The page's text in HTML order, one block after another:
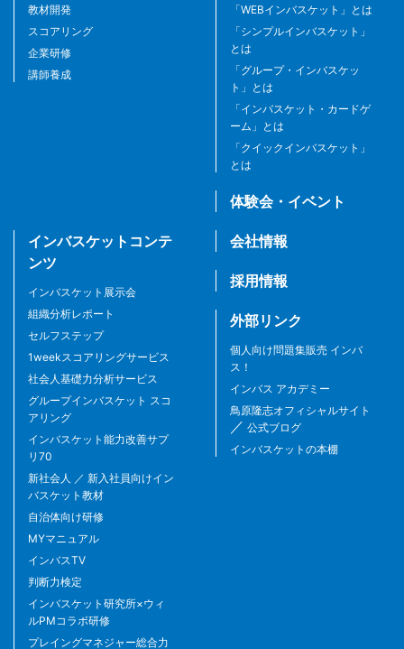
教材開発
スコアリング
企業研修
講師養成
「WEBインバスケット」とは
「シンプルインバスケット」
とは
「グループ・インバスケッ
ト」とは
「インバスケット・カードゲ
ーム」とは
「クイックインバスケット」
とは
体験会・イベント
インバスケットコンテ
ンツ
インバスケット展示会
組織分析レポート
セルフステップ
1weekスコアリングサービス
社会人基礎力分析サービス
グループインバスケット スコ
アリング
インバスケット能力改善サプ
リ70
新社会人 ／ 新入社員向けイン
バスケット教材
自治体向け研修
MYマニュアル
インバスTV
判断力検定
インバスケット研究所×ウィ
ルPMコラボ研修
プレイングマネジャー総合力
会社情報
採用情報
外部リンク
個人向け問題集販売 インバ
ス！
インバス アカデミー
鳥原隆志オフィシャルサイト
／ 公式ブログ
インバスケットの本棚